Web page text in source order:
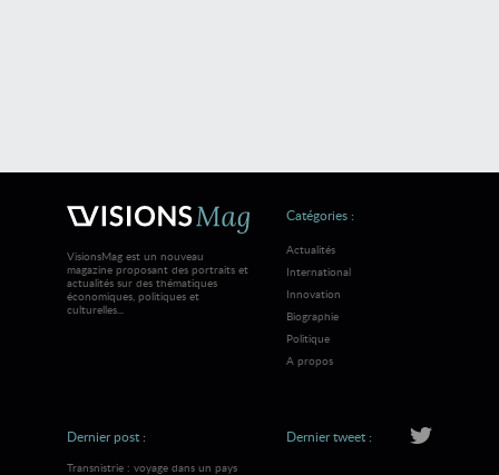
VisionsMag est un nouveau
magazine proposant des portraits et
actualités sur des thématiques
économiques, politiques et
culturelles...
Catégories :
Actualités
International
Innovation
Biographie
Politique
A propos
Dernier post :
Transnistrie : voyage dans un pays
Dernier tweet :